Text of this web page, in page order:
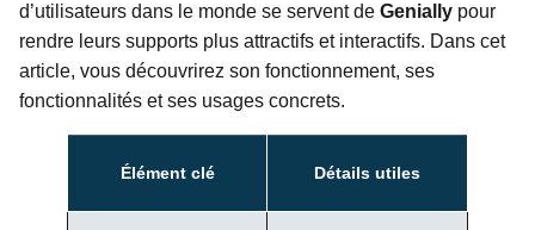
d’utilisateurs dans le monde se servent de Genially pour
rendre leurs supports plus attractifs et interactifs. Dans cet
article, vous découvrirez son fonctionnement, ses
fonctionnalités et ses usages concrets.
Élément clé Détails utiles